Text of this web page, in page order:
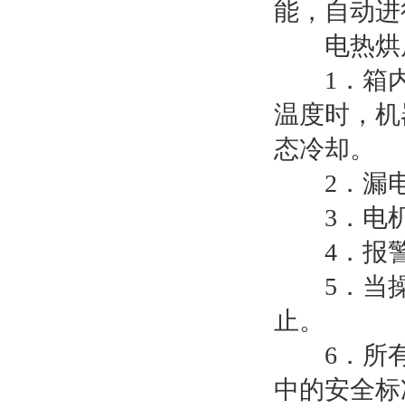
能，自动
电热烘
1．箱内
温度时，
态冷却。
2．漏电
3．电机
4．报警
5．当操
止。
6．所有
中的安全